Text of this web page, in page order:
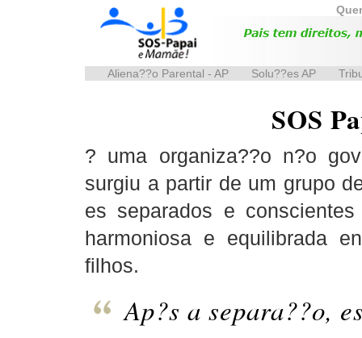
Aliena??o Parental - AP Solu??es AP
SOS
? uma organiza??o n?o
surgiu a partir de um grupo
es separados e
harmoniosa e equilibrada
filhos.
Ap?s a separa??o,